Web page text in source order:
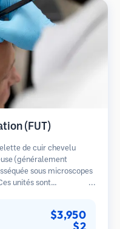
(FUT)
de cuir chevelu
(généralement
sous microscopes
unités sont
$3,950